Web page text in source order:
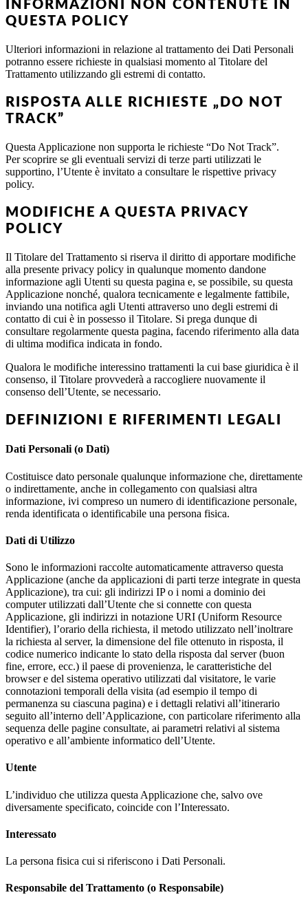
INFORMAZIONI NON CONTENUTE IN
QUESTA POLICY
Ulteriori informazioni in relazione al trattamento dei Dati Personali
potranno essere richieste in qualsiasi momento al Titolare del
Trattamento utilizzando gli estremi di contatto.
RISPOSTA ALLE RICHIESTE „DO NOT
TRACK”
Questa Applicazione non supporta le richieste “Do Not Track”.
Per scoprire se gli eventuali servizi di terze parti utilizzati le
supportino, l’Utente è invitato a consultare le rispettive privacy
policy.
MODIFICHE A QUESTA PRIVACY
POLICY
Il Titolare del Trattamento si riserva il diritto di apportare modifiche
alla presente privacy policy in qualunque momento dandone
informazione agli Utenti su questa pagina e, se possibile, su questa
Applicazione nonché, qualora tecnicamente e legalmente fattibile,
inviando una notifica agli Utenti attraverso uno degli estremi di
contatto di cui è in possesso il Titolare. Si prega dunque di
consultare regolarmente questa pagina, facendo riferimento alla data
di ultima modifica indicata in fondo.
Qualora le modifiche interessino trattamenti la cui base giuridica è il
consenso, il Titolare provvederà a raccogliere nuovamente il
consenso dell’Utente, se necessario.
DEFINIZIONI E RIFERIMENTI LEGALI
Dati Personali (o Dati)
Costituisce dato personale qualunque informazione che, direttamente
o indirettamente, anche in collegamento con qualsiasi altra
informazione, ivi compreso un numero di identificazione personale,
renda identificata o identificabile una persona fisica.
Dati di Utilizzo
Sono le informazioni raccolte automaticamente attraverso questa
Applicazione (anche da applicazioni di parti terze integrate in questa
Applicazione), tra cui: gli indirizzi IP o i nomi a dominio dei
computer utilizzati dall’Utente che si connette con questa
Applicazione, gli indirizzi in notazione URI (Uniform Resource
Identifier), l’orario della richiesta, il metodo utilizzato nell’inoltrare
la richiesta al server, la dimensione del file ottenuto in risposta, il
codice numerico indicante lo stato della risposta dal server (buon
fine, errore, ecc.) il paese di provenienza, le caratteristiche del
browser e del sistema operativo utilizzati dal visitatore, le varie
connotazioni temporali della visita (ad esempio il tempo di
permanenza su ciascuna pagina) e i dettagli relativi all’itinerario
seguito all’interno dell’Applicazione, con particolare riferimento alla
sequenza delle pagine consultate, ai parametri relativi al sistema
operativo e all’ambiente informatico dell’Utente.
Utente
L’individuo che utilizza questa Applicazione che, salvo ove
diversamente specificato, coincide con l’Interessato.
Interessato
La persona fisica cui si riferiscono i Dati Personali.
Responsabile del Trattamento (o Responsabile)